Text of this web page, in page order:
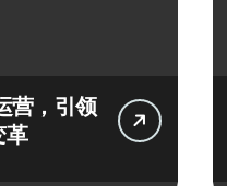
营，引领
革